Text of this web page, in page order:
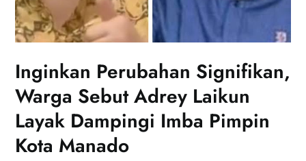
Inginkan Perubahan Signifikan,
Warga Sebut Adrey Laikun
Layak Dampingi Imba Pimpin
Kota Manado